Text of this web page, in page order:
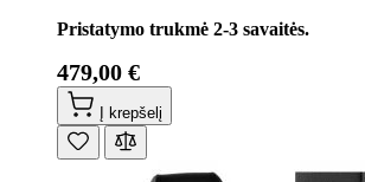
Pristatymo trukmė 2-3 savaitės.
479,00 €
Į krepšelį